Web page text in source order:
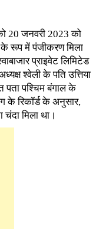
20 जनवरी 2023 को
के रूप में पंजीकरण मिला
प्राइवेट लिमिटेड
श्वेली के पति उत्तिया
पता पश्चिम बंगाल के
के रिकॉर्ड के अनुसार,
मिला था।